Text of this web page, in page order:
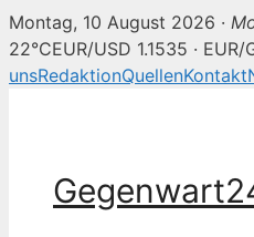
Montag, 10 August 2026 ·
22°CEUR/USD 1.1535 ·
unsRedaktionQuellenKontakt